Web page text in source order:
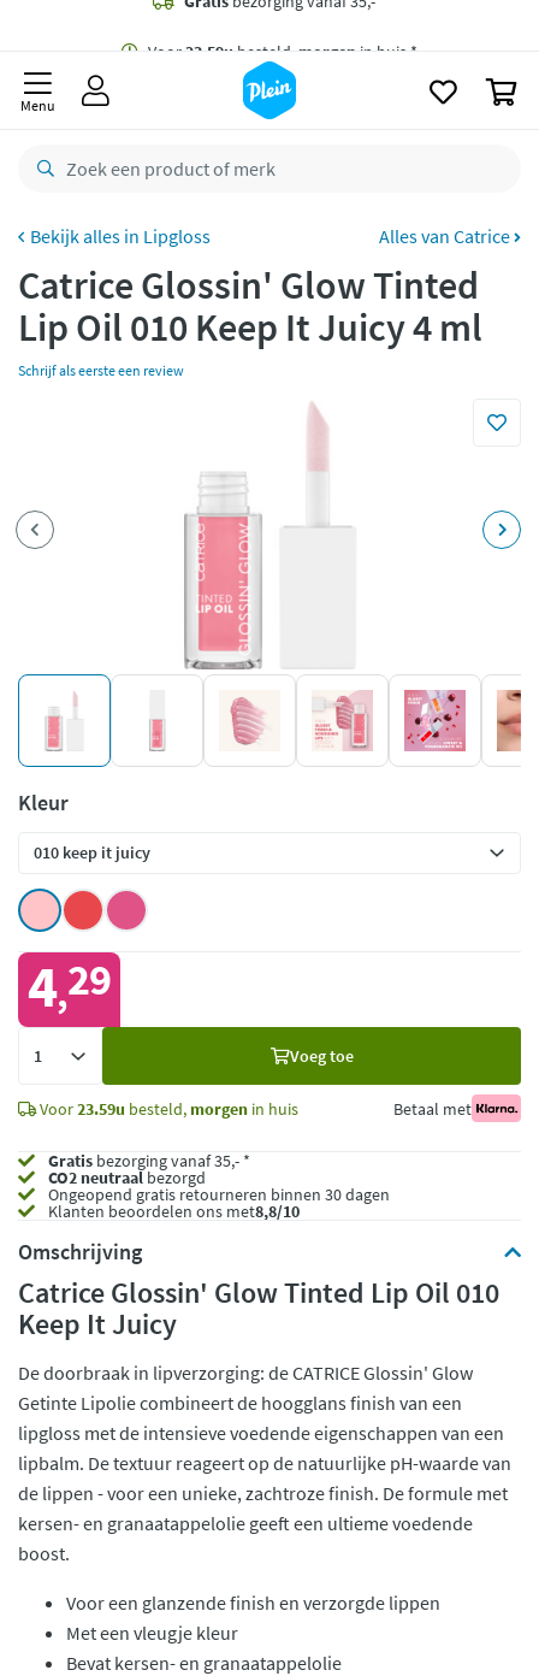
besteld,
retourneren
Betaal met Klarna
Menu
Lipgloss Alles van Catrice
Catrice Glossin' Glow Tinted
Lip Oil 010 Keep It Juicy 4 ml
Schrijf als eerste een review
Kleur
4,29
Voeg toe
Voor23.59u besteld, morgen in huis Betaal met
Gratis bezorging vanaf 35,- *
CO2 neutraalbezorgd
Ongeopend gratis retourneren binnen 30 dagen
Klanten beoordelen ons met8,8/10
Omschrijving
Catrice Glossin' Glow Tinted Lip Oil 010
Keep It Juicy
De doorbraak in lipverzorging: de CATRICE Glossin' Glow
Getinte Lipolie combineert de hoogglans finish van een
lipgloss met de intensieve voedende eigenschappen van een
lipbalm. De textuur reageert op de natuurlijke pH-waarde van
de lippen - voor een unieke, zachtroze finish. De formule met
kersen- en granaatappelolie geeft een ultieme voedende
boost.
Voor een glanzende finish en verzorgde lippen
Met een vleugje kleur
Bevat kersen- en granaatappelolie